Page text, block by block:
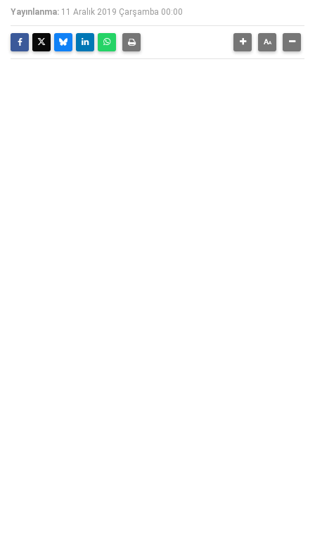
Yayınlanma: 11 Aralık 2019 Çarşamba 00:00